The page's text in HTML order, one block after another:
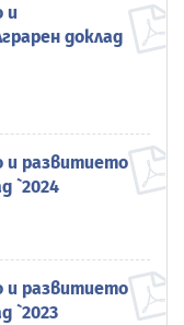
и
доклад
и развитието
`2024
и развитието
`2023